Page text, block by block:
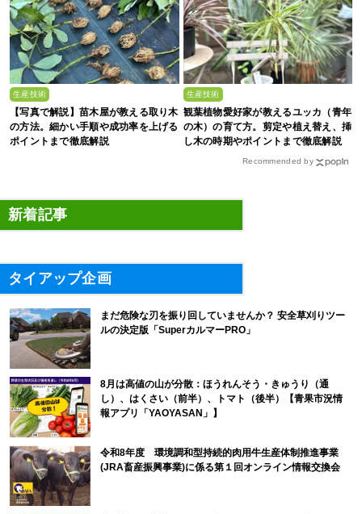
生産技術
【写真で解説】苗木屋が教える取り木
の方法。細かい手順や成功率を上げる
ポイントまで徹底解説
生産技術
観葉植物愛好家が教えるユッカ（青年
の木）の育て方。剪定や植え替え、挿
し木の時期やポイントまで徹底解説
Recommended by
新着記事
タイアップ企画
まだ危険な刃を振り回していませんか？ 安全草刈りツー
ルの決定版「SuperカルマーPRO」
8月は高値の山が分散：ほうれんそう・きゅうり（通
し）、はくさい（前半）、トマト（後半）【青果市況情
報アプリ「YAOYASAN」】
令和8年度 環境調和型持続的肉用牛生産体制推進事業
(JRA畜産振興事業)に係る第１回オンライン情報交換会